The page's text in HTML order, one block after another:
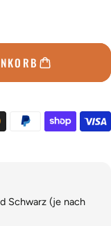
Schwarz (je nach